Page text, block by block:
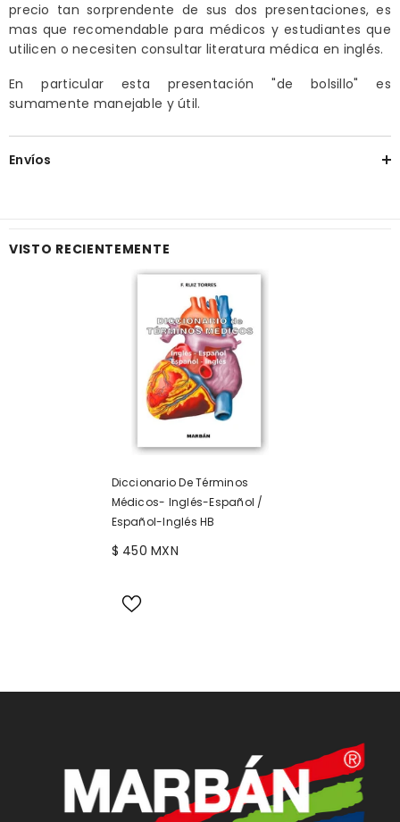
precio tan sorprendente de sus dos presentaciones, es
mas que recomendable para médicos y estudiantes que
utilicen o necesiten consultar literatura médica en inglés.
En particular esta presentación "de bolsillo" es
sumamente manejable y útil.
Envíos
VISTO RECIENTEMENTE
Diccionario De Términos
Médicos- Inglés-Español /
Español-Inglés HB
$ 450 MXN